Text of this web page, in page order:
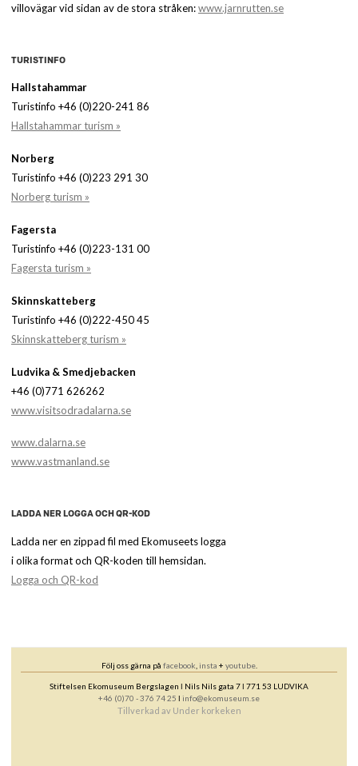
villovägar vid sidan av de stora stråken:www.jarnrutten.se
TURISTINFO
Hallstahammar
Turistinfo +46 (0)220-241 86
Hallstahammar turism »
Norberg
Turistinfo +46 (0)223 291 30
Norberg turism »
Fagersta
Turistinfo +46 (0)223-131 00
Fagersta turism »
Skinnskatteberg
Turistinfo +46 (0)222-450 45
Skinnskatteberg turism »
Ludvika & Smedjebacken
+46 (0)771 626262
www.visitsodradalarna.se
www.dalarna.se
www.vastmanland.se
LADDA NER LOGGA OCH QR-KOD
Ladda ner en zippad fil med Ekomuseets logga
i olika format och QR-koden till hemsidan.
Logga och QR-kod
Följ oss gärna på facebook insta + youtube.
Stiftelsen Ekomuseum Bergslagen ǀ Nils Nils gata 7 ǀ 771 53 LUDVIKA
+46 (0)70 - 376 74 25 ǀ info@ekomuseum.se
Tillverkad av Under korkeken